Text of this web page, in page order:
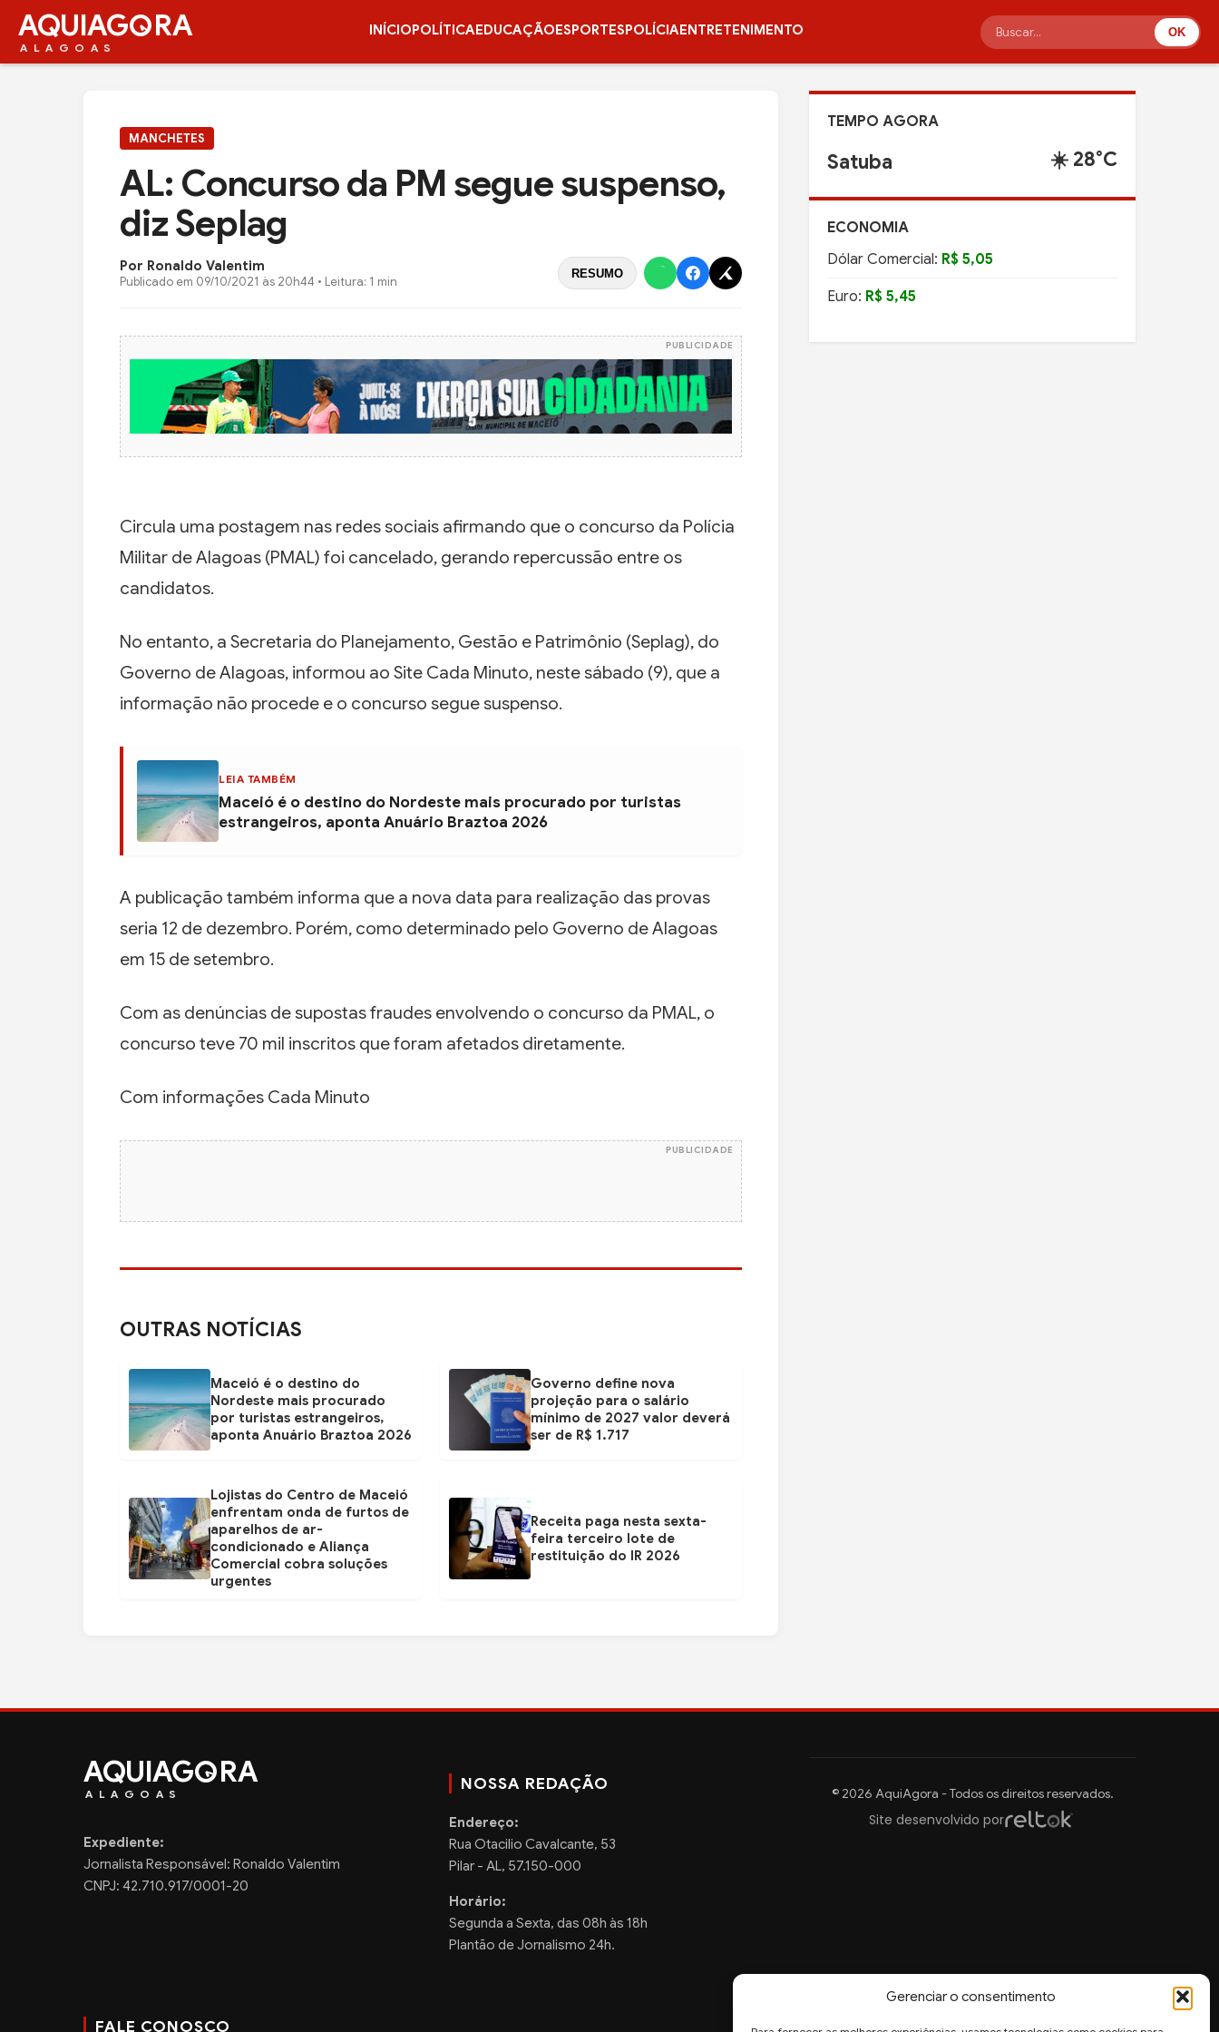
Gerenciar o consentimento
AQUIAG RA
ALAGOAS
INÍCIOPOLÍTICAEDUCAÇÃOESPORTESPOLÍCIAENTRETENIMENTO OK
MANCHETES
AL: Concurso da PM segue suspenso,
diz Seplag
Por Ronaldo Valentim
Publicado em 09/10/2021 às 20h44 • Leitura: 1 min
RESUMO
PUBLICIDADE
Circula uma postagem nas redes sociais afirmando que o concurso da Polícia
Militar de Alagoas (PMAL) foi cancelado, gerando repercussão entre os
candidatos.
No entanto, a Secretaria do Planejamento, Gestão e Patrimônio (Seplag), do
Governo de Alagoas, informou ao Site Cada Minuto, neste sábado (9), que a
informação não procede e o concurso segue suspenso.
LEIA TAMBÉM
Maceió é o destino do Nordeste mais procurado por turistas
estrangeiros, aponta Anuário Braztoa 2026
A publicação também informa que a nova data para realização das provas
seria 12 de dezembro. Porém, como determinado pelo Governo de Alagoas
em 15 de setembro.
Com as denúncias de supostas fraudes envolvendo o concurso da PMAL, o
concurso teve 70 mil inscritos que foram afetados diretamente.
Com informações Cada Minuto
PUBLICIDADE
OUTRAS NOTÍCIAS
Maceió é o destino do
Nordeste mais procurado
por turistas estrangeiros,
aponta Anuário Braztoa 2026
Governo define nova
projeção para o salário
mínimo de 2027 valor deverá
ser de R$ 1.717
Lojistas do Centro de Maceió
enfrentam onda de furtos de
aparelhos de ar-
condicionado e Aliança
Comercial cobra soluções
urgentes
Receita paga nesta sexta-
feira terceiro lote de
restituição do IR 2026
TEMPO AGORA
Satuba ☀️ 28°C
ECONOMIA
Dólar Comercial: R$ 5,05
Euro: R$ 5,45
AQUIAG RA
ALAGOAS
Expediente:
Jornalista Responsável: Ronaldo Valentim
CNPJ: 42.710.917/0001-20
NOSSA REDAÇÃO
Endereço:
Rua Otacilio Cavalcante, 53
Pilar - AL, 57.150-000
Horário:
Segunda a Sexta, das 08h às 18h
Plantão de Jornalismo 24h.
FALE CONOSCO
© 2026 AquiAgora - Todos os direitos reservados.
Site desenvolvido por